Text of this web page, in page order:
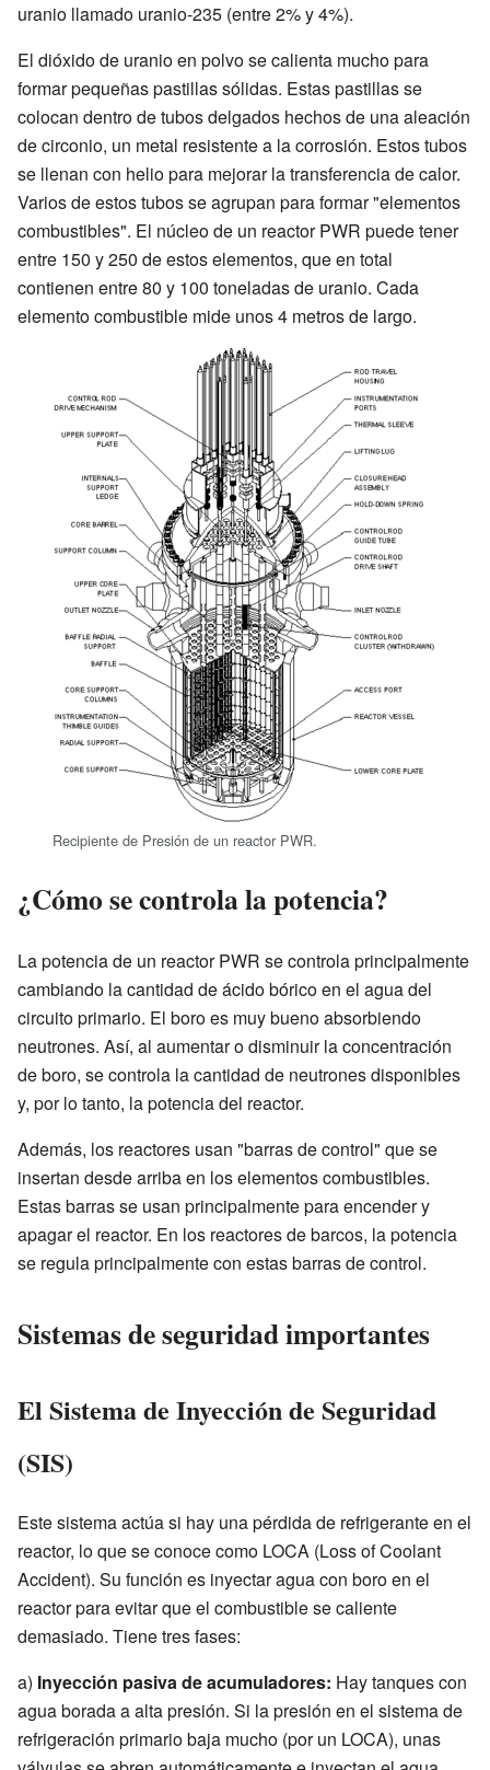
uranio llamado uranio-235 (entre 2% y 4%).
El dióxido de uranio en polvo se calienta mucho para
formar pequeñas pastillas sólidas. Estas pastillas se
colocan dentro de tubos delgados hechos de una aleación
de circonio, un metal resistente a la corrosión. Estos tubos
se llenan con helio para mejorar la transferencia de calor.
Varios de estos tubos se agrupan para formar "elementos
combustibles". El núcleo de un reactor PWR puede tener
entre 150 y 250 de estos elementos, que en total
contienen entre 80 y 100 toneladas de uranio. Cada
elemento combustible mide unos 4 metros de largo.
Recipiente de Presión de un reactor PWR.
¿Cómo se controla la potencia?
La potencia de un reactor PWR se controla principalmente
cambiando la cantidad de ácido bórico en el agua del
circuito primario. El boro es muy bueno absorbiendo
neutrones. Así, al aumentar o disminuir la concentración
de boro, se controla la cantidad de neutrones disponibles
y, por lo tanto, la potencia del reactor.
Además, los reactores usan "barras de control" que se
insertan desde arriba en los elementos combustibles.
Estas barras se usan principalmente para encender y
apagar el reactor. En los reactores de barcos, la potencia
se regula principalmente con estas barras de control.
Sistemas de seguridad importantes
El Sistema de Inyección de Seguridad
(SIS)
Este sistema actúa si hay una pérdida de refrigerante en el
reactor, lo que se conoce como LOCA (Loss of Coolant
Accident). Su función es inyectar agua con boro en el
reactor para evitar que el combustible se caliente
demasiado. Tiene tres fases:
a) Inyección pasiva de acumuladores: Hay tanques con
agua borada a alta presión. Si la presión en el sistema de
refrigeración primario baja mucho (por un LOCA), unas